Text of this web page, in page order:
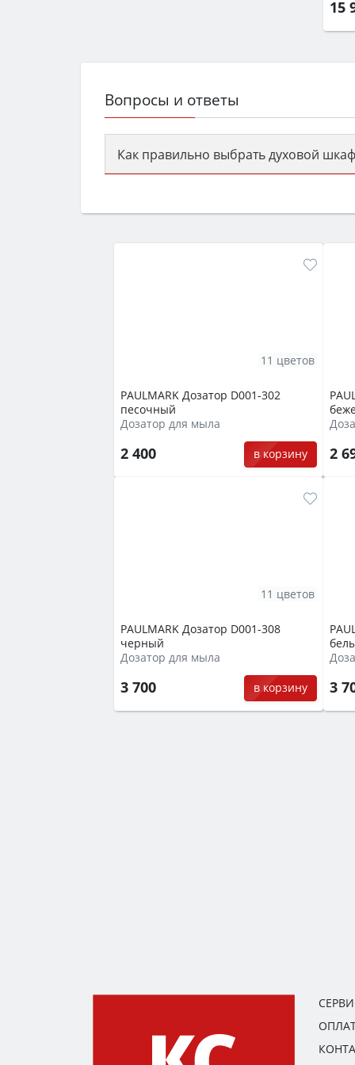
15
Вопросы и ответы
Как правильно выбрать духовой
семьи, класс энергопотребления не
PAULMARK Дозатор D001-302
песочный
Дозатор для мыла
2 400 в корзину
11 цветов
2
PAULMARK Дозатор D001-308
черный
Дозатор для мыла
3 700 в корзину
11 цветов
3